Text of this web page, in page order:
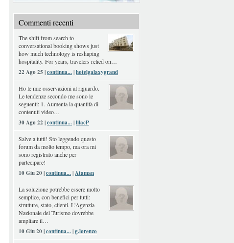
Commenti recenti
The shift from search to
conversational booking shows just
how much technology is reshaping
hospitality. For years, travelers relied on…
22 Ago 25 |continua...|hotelgalaxygrand
Ho le mie osservazioni al riguardo.
Le tendenze secondo me sono le
seguenti: 1. Aumenta la quantità di
contenuti video…
30 Ago 22 |continua...|lilacP
Salve a tutti! Sto leggendo questo
forum da molto tempo, ma ora mi
sono registrato anche per
partecipare!
10 Giu 20 |continua...|Ataman
La soluzione potrebbe essere molto
semplice, con benefici per tutti:
strutture, stato, clienti. L'Agenzia
Nazionale del Turismo dovrebbe
ampliare il…
10 Giu 20 |continua...|g.lorenzo